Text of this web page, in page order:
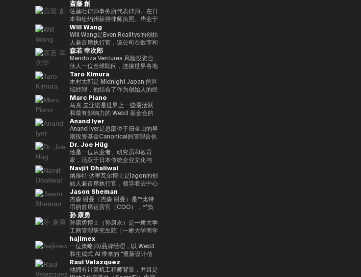
行业代表，他通过战略投资和全球
思想领导力推动Web3领域的增
长。 作为专门从事1亿美元加密资
产的基金Sigma Capital的首席执
行官，他设定了在对去中心化生态
系统的坚定承诺下，在3年内投资
100多家区块链初创公司的目标。
到目前为止，投资组合包括300多
个项目，包括Mysten
Labs（Sui）、Gunzilla和Peaq
Network，这些项目显示了对变
革性技术的敏锐见解。除了提供资
金外，Budki还是一位享誉全球的
演讲者，曾在世界经济论坛和币安
区块链周等国际活动中登台。他对
市场趋势和区块链传播的看法引起
了《泰晤士报》、《CoinDesk》
和《中东企业家》等主要媒体的关
注。此外，通过社交媒体上的积极
沟通，其影响力进一步扩大。它强
调Web3的长期潜力，而不是短期
利润，并正在促进对重新定义世界
应有方式的初创企业的投资。 基
于 “Web3 是未来” 的坚定信念，
Budki 是去中心化技术发展的重要
推动力。
（泰国，2022年）上获得数字化
转型激励奖 • 全球首席信息官峰会
（阿塞拜疆，于（2023 年）获得
影响力开拓者奖 • 参与国家级人工
智能项目并促进技术本地化 • 提供
有关人工智能和数据 DX 的专业培
训 • 领导并参与了多个项目与电子
政务、数字化转型、人工有关情报
和第四次工业革命（采矿、智慧城
市、医疗保健、教育、旅游、农
业、物流/运输、风险和危机管
理、媒体领域）• 参加了各种国际
和国内会议、峰会、研讨会和活动
• 作为作者参与研究论文、书籍、
杂志和媒体节目
级领导经验，并曾担任该公司的首
席执行官。此外，在Alliance
Bernstein，他负责监督东京、香
港、新加坡、首尔和台北的盈利分
销团队，领导业务战略。Ben曾投
资并指导过南加州的早期创业公
司。他拥有多个证券执照，并获得
了加州大学伯克利分校的工程学士
学位和加州大学洛杉矶分校安德森
管理学院的工商管理硕士学位。我
目前在同一所大学教授加密货币金
融。
的创业导师，也是Republic的风
险合伙人。他曾在Chin
Accelerator的投资团队工作，
Chin Accelerator是SOSV在中国
运营的全球精英加速器项目，管理
的资产管理规模超过9.07亿美元。
此外，他在泰国为德国政府工作，
并作为NSTF招聘会的共同组织者
帮助学生建立职业生涯，该博览会
吸引了110万名参观者。过去，我
曾在9个国家的15个城市生活过，
并且精通中文、英语和德语。
Tobias以优异成绩获得了新加坡
国立大学和清华大学的管理学硕士
+CEMS管理硕士学位，以及因斯
布鲁克管理中心和西南财经大学的
管理和法律学士学位。
划之后，金融科技促进办公室于
2016年成立，是三菱日联信托银
行数字战略规划和推广的第一位负
责人。作为 “连续内部企业家（连
续内部企业家）”，他将推出一个
信息银行平台 “Dprime”、一个数
字证券平台 “Progmat”、一个稳
定币平台 “Progmat Coin”、一个
功能性的NFT平台 “Progmat
UT”，以及一个有许多组织成员的
“数字资产共同创造联盟”。2022
年，宣布通过多家金融机构、交易
所和软件公司的投资，数字资产基
础设施业务将成为一家独立公司，
并于2023/10年度成为该公司的代
表。8项专利注册。
斎藤 創
佐藤壮律师事务所代表律师。在日
本和纽约州获得律师执照。毕业于
东京大学法学院和纽约大学法学
院。在西村朝日律师事务所主要从
事金融领域（证券化、基金、衍生
品等）业务之后，目前的办公室于
2015年独立成立。它专门研究
Web3、金融科技、元界和初创公
司。他的书包括《NFT 教科书》
和《提前阅读！元界和非同质化代
币” 等。他曾担任日本区块链协会
顾问、日本STO协会审计师、日
本元界综合公司协会审计师、金融
科技协会资本市场部秘书处、
HashPort审计师和前bitFlyer外部
董事。《海外钱伯斯亚太》、《最
佳律师律师》和《Legal500》均
被评为日本金融科技律师。
Will Wang
Will Wang是Even Realitys的创始
人兼首席执行官，该公司在数字和
物理世界交汇的领域开发下一代显
示型智能眼镜。成立于 2023 年，
Even Reality “技术不应走到最前
沿；它应该悄悄地支持人们的日常
生活。” 它基于以人为中心（以人
为中心）的理念。这一理念也反映
在广受好评的 Even G1 和 G2 显
示屏智能眼镜的设计中。 在这些
产品中，人工智能是实时工作的，
自然会支持重要的对话，创造人们
可以阐明想法、自信地沟通以及专
注于工作和日常生活中的 “当下”
的体验。
森若 幸次郎
Mendoza Ventures 风险投资合
伙人一位全球顾问，连接世界各地
的家族办公室、风险投资公司和科
技公司，以促进下一代人工智能和
Web3 创新。他是门多萨风险投资
公司的风险合伙人，该公司投资于
位于波士顿和旧金山的人工智能、
金融科技和网络安全领域，还担任
总部位于瑞士和非洲的专门从事人
工智能和Web3领域的风险投资公
司CV VC的顾问。目前，他参与
支持全球10多家公司的风险投
资。此外，他还担任联合国：
Block（拉脱维亚）、WAIB摩纳
哥峰会（摩纳哥）、VI3NNA 大会
（奥地利）、世界风险论坛（奥地
利）等区块链和创新领域的国际会
议的大使，并参与连接世界各地创
业生态系统的活动。在2013年完
成哈佛商学院（PLD）学业后，他
获得了研究生资格。
Taro Kimura
木村太郎是 Midnight Japan 的区
域经理，他结合了作为创始人的经
验、企业进入市场 (GTM) 领导层
和国际业务经验。目前，他负责监
督Midnight在日本市场的战略，
并正在促进GTM、企业协作、社
区发展和生态系统传播。在迄今为
止的职业生涯中，我积累了在快速
成长的初创公司和跨国公司的经
验。作为 Mycel 的联合创始人，
他领导了全球 GTM、合作伙伴关
系、投资者支持和下一代互操作性
基础设施协议的运营。在进入
Web3 行业之前，他曾在
LinkedIn 担任全球企业销售总
监，与日本主要跨国公司建立战略
合作伙伴关系，并推动大规模的
SaaS 实施项目。它还参与了生态
系统的发展，例如dYdX、SEI、
EclipseFi和Umi Network。我出
生在日本，在印度尼西亚长大，会
说三种语言：英语、日语和印尼
语。从上智大学毕业后，她在
NTT Communications从事全球
网络运营工作，然后将自己的职业
Marc Piano
马克·皮亚诺是世界上一些最活跃
和最有影响力的 Web3 基金会的
独立董事（独立唱片总监）和顾
问。在数字资产生态系统的顶层，
值得信赖的是，它可以监督治理、
合规和长期可持续性。Marc 的职
业生涯以法律为基础，此前曾在一
家大型离岸律师事务所担任法律顾
问（法律顾问），并积极担任该公
司全球 Web3 业务的核心设计
师。作为该领域的权威，它受到主
要法律目录的高度重视。凭借如此
扎实的法律界背景和多年的一线咨
询经验，Marc拥有罕见的监管策
略师和董事会级州长的双重职位。
Marc的专业知识也得到了他对行
业知识基础的重大贡献的支持。除
了为英格兰和威尔士律师协会（英
格兰和威尔士律师协会）（2020-
2023）共同创立了 “区块链法律事
务/监管指南”（2020-2023）外，
他还为英属维尔京群岛 “信托和基
Anand Iyer
Anand Iyer是总部位于旧金山的早
期投资基金Canonical的管理合伙
人，专注于投资人工智能、机器人
和加密资产等前沿技术。艾尔是一
位在硅谷拥有多年经验的资深人
士。他的职业生涯始于 2005 年在
微软担任产品经理，然后创立了
Trusted。该公司于2018年被上
市公司Care收购。之后，他们加
入了光速，并作为风险合伙人参与
了Phantom、Alchemy、
Arbitrum和Mysten等区块链相关
公司。作为教育背景，他获得了普
渡大学的计算机工程学位。
Dr. Joe Hüg
他是一位从业者、研究员和教育
家，活跃于日本传统企业文化与
Web3 和 AI 等尖端技术交汇的领
域。在信息管理创新专业大学
（IU）担任创业实践教授期间，作
为TEDxInnovationU的首席组织
者和被许可人，她还促进跨代和跨
领域的知识共享。通过为三菱和富
士通等跨国公司提供咨询经验，积
累有关企业创新和数字化转型
（DX）的实用知识。从中小型企
业到大型企业，我们提供了支持，
在利用我们的文化优势的同时，战
略性地引入新技术。此外，通过在
创始人研究所和Techstars等国际
加速器的指导经验，他还在连接日
Navjit Dhaliwal
纳维特·达里瓦尔博士是Iagon的创
始人兼首席执行官，领导着去中心
化云服务行业。达里瓦尔博士拥有
创立和经营多家成功公司的经验，
例如Mjösa Tannklinikk、Arbo
Lab AS和CanPol AS，是一位久
经考验的连续创业者。我曾就读于
波兹南医科大学和麦克马斯特大
学，并获得了牙科博士（博士学
位）和医学学士学位。
Jason Sheman
杰森·谢曼（杰森·谢曼）是**比特
币的首席运营官（COO），**负
责监督代表加密资产行业的消费平
台的整体全球运营。他在公司工作
了8年以上，支持亚洲、中东、欧
洲和美国等地区的业务扩张，并在
Bitcoin.com的国际增长中发挥了
重要作用。杰森曾参与总部设在东
京的Bitcoin.com成立之初，他顺
应了公司的发展，领导了向目前全
孙 康勇
孙康勇博士（孙康永）是一桥大学
工商管理研究生院（一桥大学商学
院，ICS）的副教授，该学院是日
本领先的全球管理教育机构之一。
**明尼苏达大学卡尔森管理学院战
略管理（战略管理）博士（博士）
检索到**。研究和教育领域侧重于
hajimex
一位策略师/品牌经理，以 Web3
和生成式 AI 带来的 “重新设计信
任、价值和智能” 为主题，探索技
术与社会结构的交汇点。作为涩谷
Raul Velazquez
他拥有计算机工程师背景，并且是